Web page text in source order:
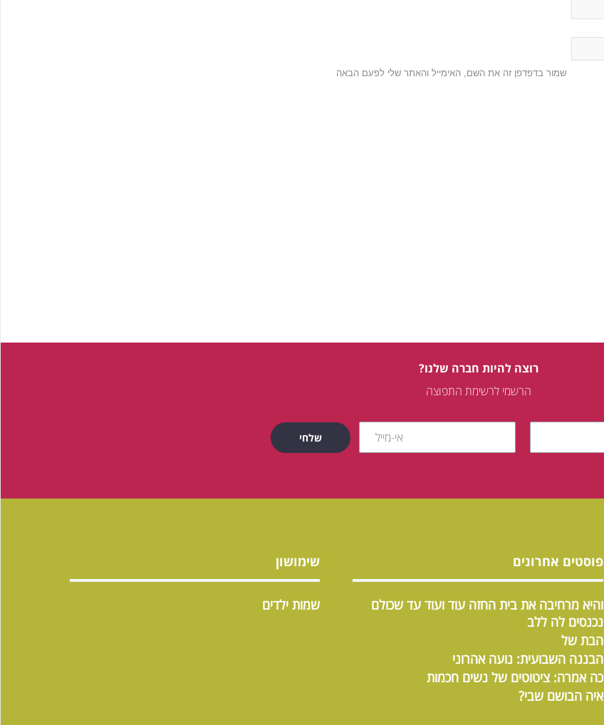
שמור בדפדפן זה את השם, האימייל והאתר שלי לפעם הבאה
רוצה להיות חברה שלנו?
הרשמי לרשימת התפוצה
שימושון
שמות ילדים
פוסטים אחרונים
והיא מרחיבה את בית החזה עוד ועוד עד שכולם
נכנסים לה ללב
הבת של
הבננה השבועית: נועה אהרוני
כה אמרה: ציטוטים של נשים חכמות
איה הבושם שבי?